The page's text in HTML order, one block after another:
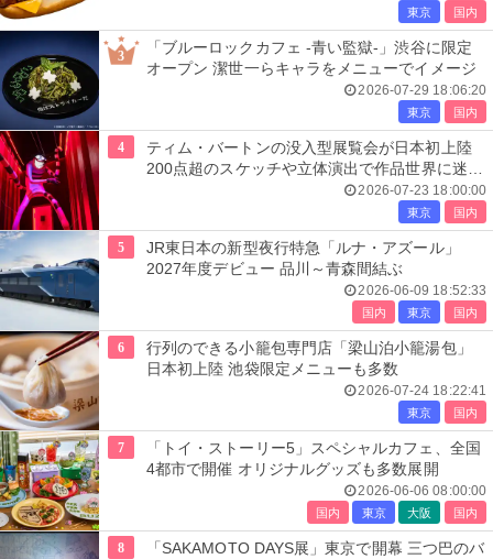
東京 国内
3
「ブルーロックカフェ -青い監獄-」渋谷に限定
オープン 潔世一らキャラをメニューでイメージ
2026-07-29 18:06:20
東京 国内
4
ティム・バートンの没入型展覧会が日本初上陸
200点超のスケッチや立体演出で作品世界に迷い
2026-07-23 18:00:00
東京 国内
5
JR東日本の新型夜行特急「ルナ・アズール」
2027年度デビュー 品川～青森間結ぶ
2026-06-09 18:52:33
国内 東京 国内
6
行列のできる小籠包専門店「梁山泊小籠湯包」
日本初上陸 池袋限定メニューも多数
2026-07-24 18:22:41
東京 国内
7
「トイ・ストーリー5」スペシャルカフェ、全国
4都市で開催 オリジナルグッズも多数展開
2026-06-06 08:00:00
国内 東京 大阪 国内
8
「SAKAMOTO DAYS展」東京で開幕 三つ巴のバ